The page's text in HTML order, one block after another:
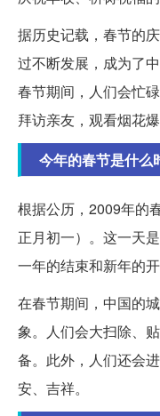
据历史记载，春节的
过不断发展，成为了
春节期间，人们会忙
拜访亲友，观看烟花
今年的春节是什么
根据公历，2009年的
正月初一）。这一天
一年的结束和新年的开
在春节期间，中国的
象。人们会大扫除、
备。此外，人们还会
安、吉祥。